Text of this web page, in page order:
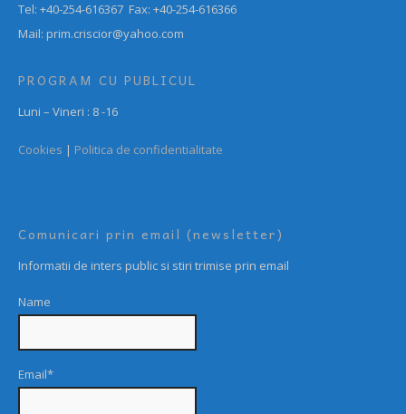
Tel: +40-254-616367 Fax: +40-254-616366
Mail: prim.criscior@yahoo.com
PROGRAM CU PUBLICUL
Luni – Vineri : 8 -16
Cookies | Politica de confidentialitate
Comunicari prin email (newsletter)
Informatii de inters public si stiri trimise prin email
Name
Email*